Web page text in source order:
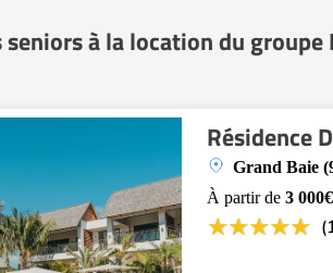
seniors à la location du groupe
Résidence
Grand Baie
À partir de 3 000€